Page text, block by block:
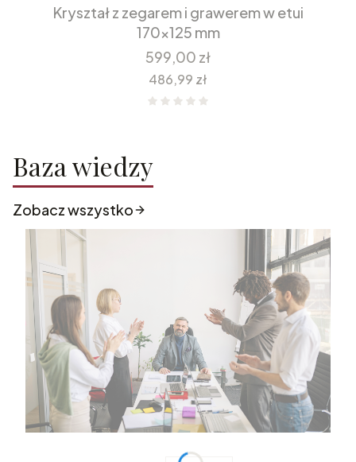
Kryształ z zegarem i grawerem w etui
170x125 mm
Cena
599,00 zł
Cena
486,99 zł
Baza wiedzy
Zobacz wszystko